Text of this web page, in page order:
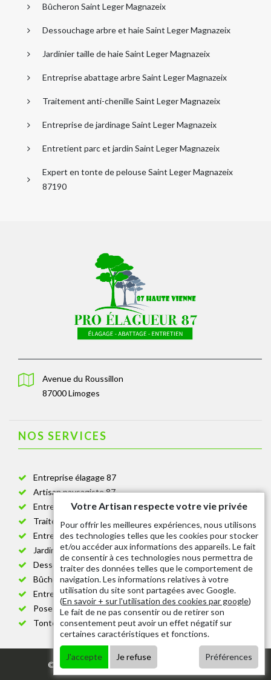
Bûcheron Saint Leger Magnazeix
Dessouchage arbre et haie Saint Leger Magnazeix
Jardinier taille de haie Saint Leger Magnazeix
Entreprise abattage arbre Saint Leger Magnazeix
Traitement anti-chenille Saint Leger Magnazeix
Entreprise de jardinage Saint Leger Magnazeix
Entretient parc et jardin Saint Leger Magnazeix
Expert en tonte de pelouse Saint Leger Magnazeix
87190
Avenue du Roussillon
87000 Limoges
NOS SERVICES
Entreprise élagage 87
Artisan paysagiste 87
Entreprise de jardinage 87
Traitement anti-chenille 87
Entreprise abattage arbre 87
Jardinier taille de haie 87
Dessouchage arbre et haie 87
Bûcheron 87
Entretien espace vert cimetière 87
Pose et changement grillage et clôture 87
Tonte de pelouse 87
© 2020 - Tout droit réservé | Mentions légales
Votre Artisan respecte votre vie privée
Pour offrir les meilleures expériences, nous utilisons
des technologies telles que les cookies pour stocker
et/ou accéder aux informations des appareils. Le fait
de consentir à ces technologies nous permettra de
traiter des données telles que le comportement de
navigation. Les informations relatives à votre
utilisation du site sont partagées avec Google.
(En savoir + sur l'utilisation des cookies par google)
Le fait de ne pas consentir ou de retirer son
consentement peut avoir un effet négatif sur
certaines caractéristiques et fonctions.
J'accepte Je refuse Préférences